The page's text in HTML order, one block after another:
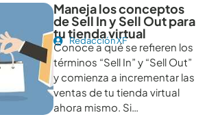
Maneja los conceptos
de Sell In y Sell Out para
tu tienda virtual
Redacción XF
Conoce a qué se refieren los
términos “Sell In” y “Sell Out”
y comienza a incrementar las
ventas de tu tienda virtual
ahora mismo. Si…